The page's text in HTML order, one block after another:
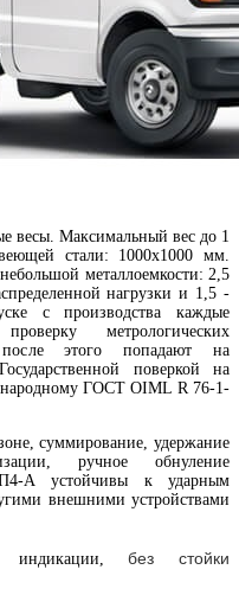
весы. Максимальный вес до 1
стали: 1000х1000 мм.
металлоемкости: 2,5
нагрузки и 1,5 -
с производства каждые
метрологических
после этого попадают на
поверкой на
ГОСТ OIML R 76-1-
суммирование, удержание
ручное обнуление
А устойчивы к ударным
внешними устройствами
индикации,без стойки